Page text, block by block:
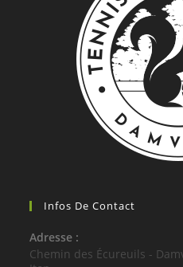
Infos De Contact
Adresse :
Chemin des Écureuils -